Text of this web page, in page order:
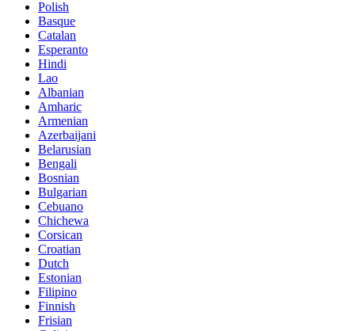
Polish
Basque
Catalan
Esperanto
Hindi
Lao
Albanian
Amharic
Armenian
Azerbaijani
Belarusian
Bengali
Bosnian
Bulgarian
Cebuano
Chichewa
Corsican
Croatian
Dutch
Estonian
Filipino
Finnish
Frisian